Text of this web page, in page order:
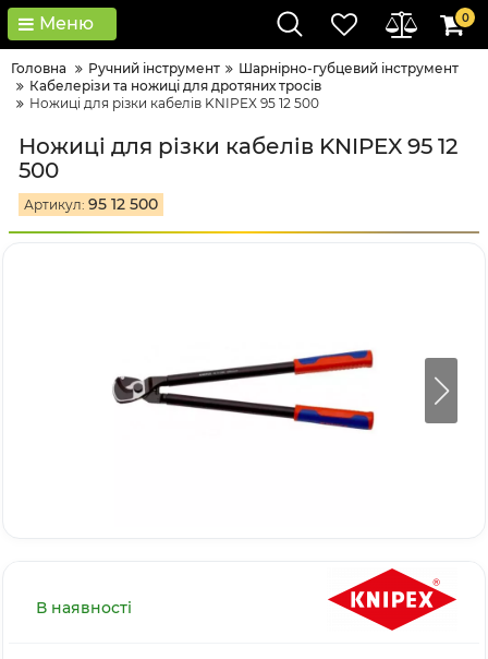
Меню 0
Головна Ручний інструмент
Шарнірно-губцевий інструмент
Кабелерізи та ножиці для дротяних тросів
Ножиці для різки кабелів KNIPEX 95 12 500
Ножиці для різки кабелів KNIPEX 95 12
500
Артикул: 95 12 500
В наявності